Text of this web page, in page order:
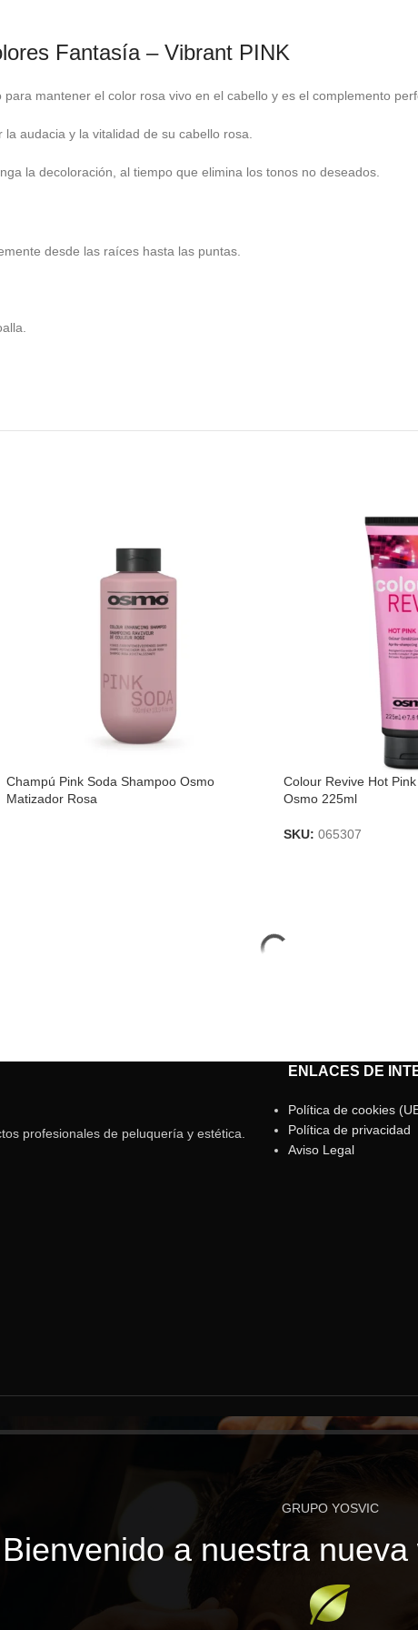
Fantasía – Vibrant PINK
mantener el color rosa vivo en el cabello y es el complemento
audacia y la vitalidad de su cabello rosa.
la decoloración, al tiempo que elimina los tonos no deseados.
desde las raíces hasta las puntas.
Champú Pink Soda Shampoo Osmo
Matizador Rosa
Colour Revive Hot
Osmo 225ml
SKU: 065307
profesionales de peluquería y estética.
ENLACES DE
Política de cookies
Política de privacidad
Aviso Legal
GRUPO YOSVIC
Bienvenido a nuestra